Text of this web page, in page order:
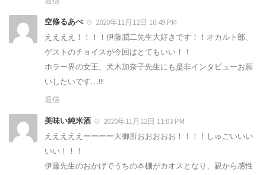
空條るあべ
2020年11月12日 10:49 PM
ええええ！！！！伊藤潤二先生大好きです！！オカルト部、
ゲストのチョイスが今回はとてもいい！！
ホラー界の女王、犬木加奈子先生にも是非インタビューお願
いしたいです…!!!
返信
美味い純米酒
2020年11月12日 11:03 PM
えええええーーーー大御所おおおおお！！！！しゅごいいい
いい！！！
伊藤先生のおかげでうちの本棚がカオスとなり、親から感性